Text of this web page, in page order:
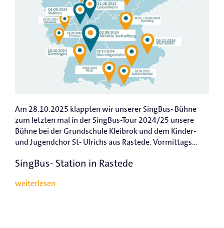
SingBus- Station in Rastede
Am 28.10.2025 klappten wir unserer SingBus- Bühne
zum letzten mal in der SingBus-Tour 2024/25 unsere
Bühne bei der Grundschule Kleibrok und dem Kinder-
und Jugendchor St- Ulrichs aus Rastede. Vormittags...
weiterlesen